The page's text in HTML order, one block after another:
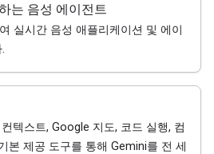
는 음성 에이전트
실시간 음성 애플리케이션 및 에이
텍스트, Google 지도, 코드 실행, 컴
본 제공 도구를 통해 Gemini를 전 세